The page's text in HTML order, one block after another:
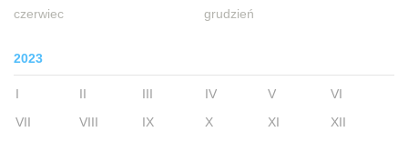
czerwiec grudzień
2023
I II III IV V
VI
VII
VIII IX X XI XII